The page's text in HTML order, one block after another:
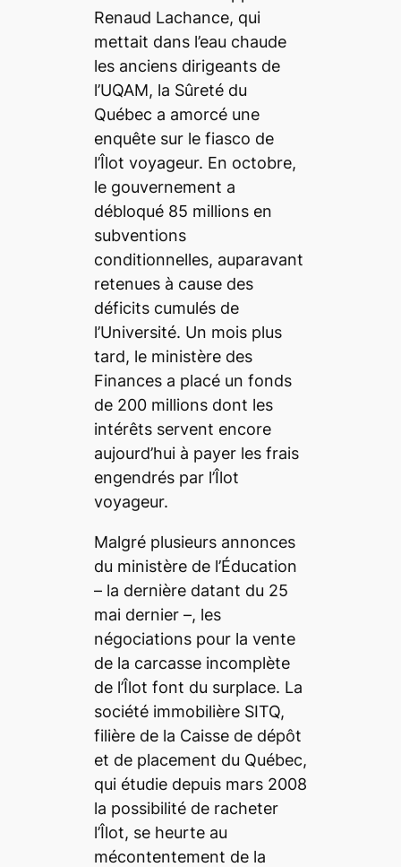
Renaud Lachance, qui
mettait dans l’eau chaude
les anciens dirigeants de
l’UQAM, la Sûreté du
Québec a amorcé une
enquête sur le fiasco de
l’Îlot voyageur. En octobre,
le gouvernement a
débloqué 85 millions en
subventions
conditionnelles, auparavant
retenues à cause des
déficits cumulés de
l’Université. Un mois plus
tard, le ministère des
Finances a placé un fonds
de 200 millions dont les
intérêts servent encore
aujourd’hui à payer les frais
engendrés par l’Îlot
voyageur.
Malgré plusieurs annonces
du ministère de l’Éducation
– la dernière datant du 25
mai dernier –, les
négociations pour la vente
de la carcasse incomplète
de l’Îlot font du surplace. La
société immobilière SITQ,
filière de la Caisse de dépôt
et de placement du Québec,
qui étudie depuis mars 2008
la possibilité de racheter
l’Îlot, se heurte au
mécontentement de la